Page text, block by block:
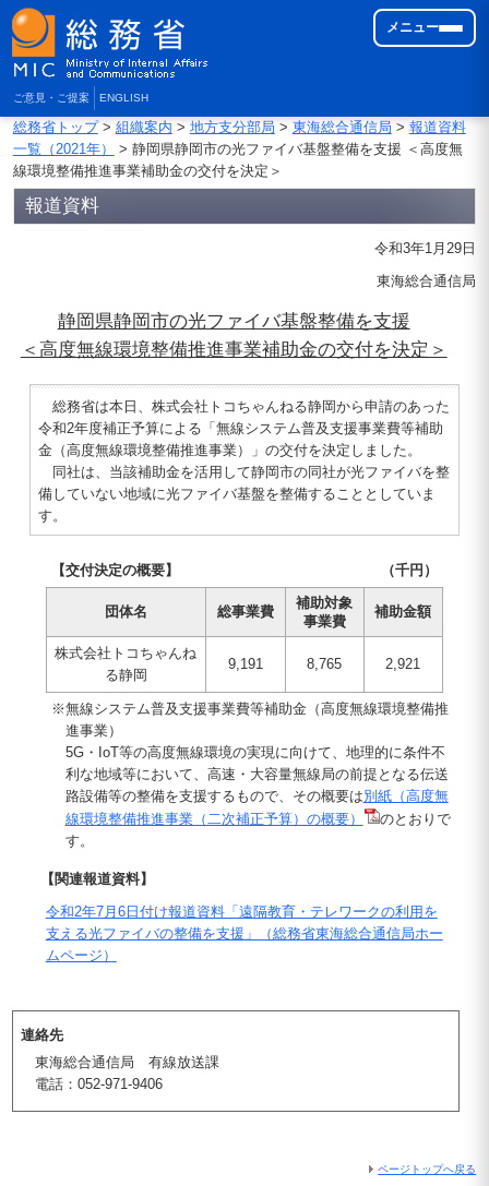
ご意見・ご提案 ENGLISH
メニュー
総務省トップ> 組織案内 > 地方支分部局 > 東海総合通信局 > 報道資料
一覧（2021年）
> 静岡県静岡市の光ファイバ基盤整備を支援 ＜高度無
線環境整備推進事業補助金の交付を決定＞
報道資料
令和3年1月29日
東海総合通信局
静岡県静岡市の光ファイバ基盤整備を支援
＜高度無線環境整備推進事業補助金の交付を決定＞
総務省は本日、株式会社トコちゃんねる静岡から申請のあった
令和2年度補正予算による「無線システム普及支援事業費等補助
金（高度無線環境整備推進事業）」の交付を決定しました。
同社は、当該補助金を活用して静岡市の同社が光ファイバを整
備していない地域に光ファイバ基盤を整備することとしていま
す。
【交付決定の概要】 （千円）
団体名 総事業費
補助対象
事業費
補助金額
株式会社トコちゃんね
る静岡
9,191 8,765 2,921
※無線システム普及支援事業費等補助金（高度無線環境整備推
進事業）
5G・IoT等の高度無線環境の実現に向けて、地理的に条件不
利な地域等において、高速・大容量無線局の前提となる伝送
路設備等の整備を支援するもので、その概要は別紙（高度無
線環境整備推進事業（二次補正予算）の概要）
のとおりで
す。
【関連報道資料】
令和2年7月6日付け報道資料「遠隔教育・テレワークの利用を
支える光ファイバの整備を支援」（総務省東海総合通信局ホー
ムページ）
連絡先
東海総合通信局 有線放送課
電話：052-971-9406
ページトップへ戻る